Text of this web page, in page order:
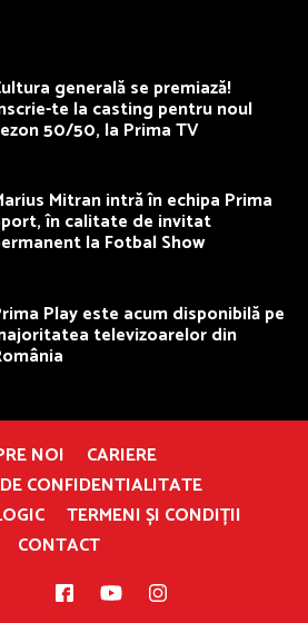
generală se premiază!
te la casting pentru noul
50/50, la Prima TV
Mitran intră în echipa Prima
în calitate de invitat
la Fotbal Show
Play este acum disponibilă pe
televizoarelor din
NOI
CARIERE
CONFIDENTIALITATE
TERMENI ȘI CONDIȚII
CONTACT